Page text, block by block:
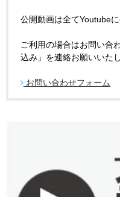
公開動画は全てYoutubeに
ご利用の場合はお問い合
込み」を連絡お願いいたし
お問い合わせフォーム